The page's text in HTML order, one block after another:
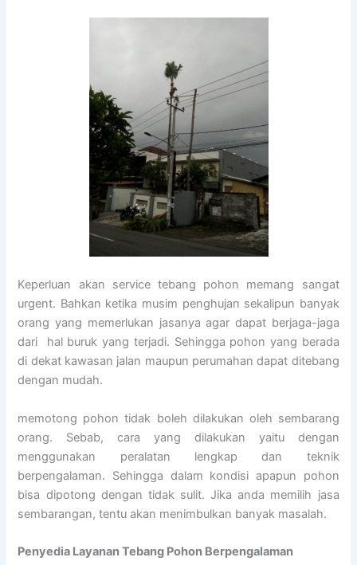
Keperluan akan service tebang pohon memang sangat
urgent. Bahkan ketika musim penghujan sekalipun banyak
orang yang memerlukan jasanya agar dapat berjaga-jaga
dari hal buruk yang terjadi. Sehingga pohon yang berada
di dekat kawasan jalan maupun perumahan dapat ditebang
dengan mudah.
memotong pohon tidak boleh dilakukan oleh sembarang
orang. Sebab, cara yang dilakukan yaitu dengan
menggunakan peralatan lengkap dan teknik
berpengalaman. Sehingga dalam kondisi apapun pohon
bisa dipotong dengan tidak sulit. Jika anda memilih jasa
sembarangan, tentu akan menimbulkan banyak masalah.
Penyedia Layanan Tebang Pohon Berpengalaman